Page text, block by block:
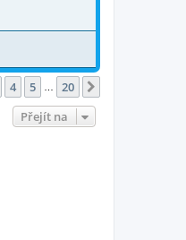
4 5 20
Přejít na